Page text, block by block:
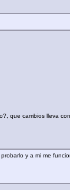
que cambios lleva
y a mi me